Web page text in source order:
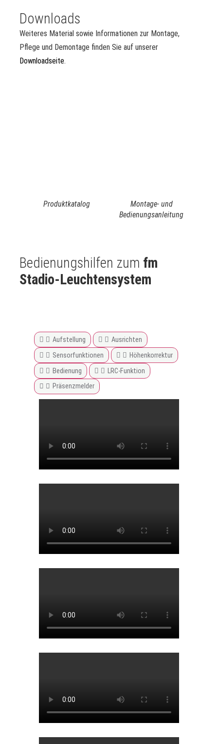
Downloads
Weiteres Material sowie Informationen zur Montage,
Pflege und Demontage finden Sie auf unserer
Downloadseite.
Produktkatalog
Montage- und
Bedienungsanleitung
Bedienungshilfen zum fm
Stadio-Leuchtensystem
Aufstellung
Ausrichten
Sensorfunktionen
Höhenkorrektur
Bedienung
LRC-Funktion
Präsenzmelder